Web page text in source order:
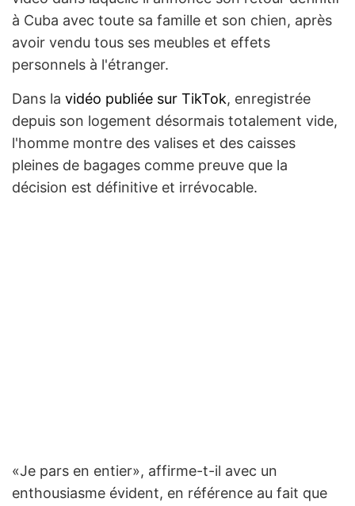
à Cuba avec toute sa famille et son chien, après
avoir vendu tous ses meubles et effets
personnels à l'étranger.
Dans la vidéo publiée sur TikTok, enregistrée
depuis son logement désormais totalement vide,
l'homme montre des valises et des caisses
pleines de bagages comme preuve que la
décision est définitive et irrévocable.
«Je pars en entier», affirme-t-il avec un
enthousiasme évident, en référence au fait que